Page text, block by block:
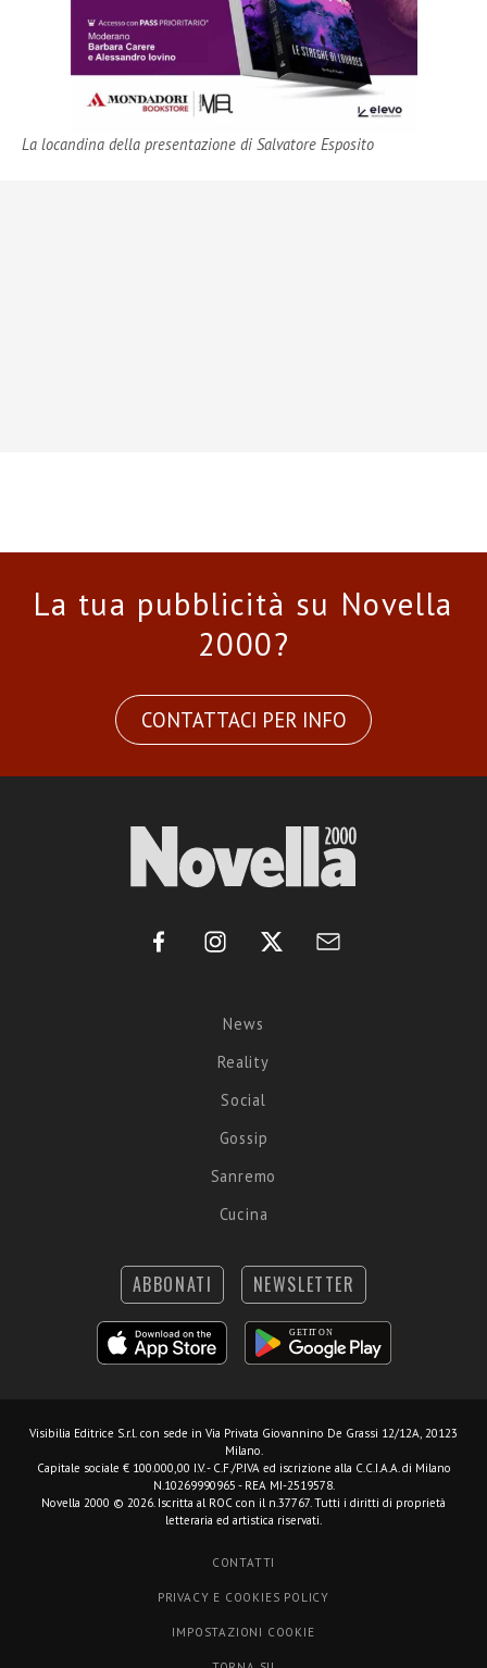
La locandina della presentazione di Salvatore Esposito
La tua pubblicità su Novella
2000?
CONTATTACI PER INFO
News
Reality
Social
Gossip
Sanremo
Cucina
ABBONATI NEWSLETTER
Visibilia Editrice S.r.l. con sede in Via Privata Giovannino De Grassi 12/12A, 20123
Milano.
Capitale sociale € 100.000,00 I.V. - C.F./P.IVA ed iscrizione alla C.C.I.A.A. di Milano
N.10269990965 - REA MI-2519578.
Novella 2000 © 2026. Iscritta al ROC con il n.37767. Tutti i diritti di proprietà
letteraria ed artistica riservati.
CONTATTI
PRIVACY E COOKIES POLICY
IMPOSTAZIONI COOKIE